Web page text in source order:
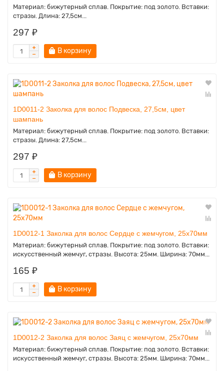
Материал: бижутерный сплав. Покрытие: под золото. Вставки:
стразы. Длина: 27,5см...
297 ₽
В корзину
1D0011-2 Заколка для волос Подвеска, 27,5см, цвет
шампань
Материал: бижутерный сплав. Покрытие: под золото. Вставки:
стразы. Длина: 27,5см...
297 ₽
В корзину
1D0012-1 Заколка для волос Сердце с жемчугом, 25х70мм
Материал: бижутерный сплав. Покрытие: под золото. Вставки:
искусственный жемчуг, стразы. Высота: 25мм. Ширина: 70мм...
165 ₽
В корзину
1D0012-2 Заколка для волос Заяц с жемчугом, 25х70мм
Материал: бижутерный сплав. Покрытие: под золото. Вставки:
искусственный жемчуг, стразы. Высота: 25мм. Ширина: 70мм...